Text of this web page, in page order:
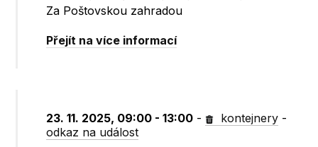
Za Poštovskou zahradou
Přejít na více informací
23. 11. 2025, 09:00 - 13:00 - kontejnery -
odkaz na událost